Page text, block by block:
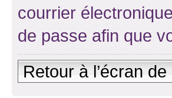
courrier
de passe afin que
Retour à l’écran